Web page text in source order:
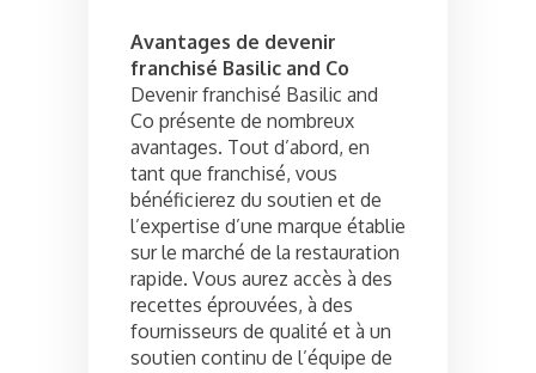
Avantages de devenir
franchisé Basilic and Co
Devenir franchisé Basilic and
Co présente de nombreux
avantages. Tout d’abord, en
tant que franchisé, vous
bénéficierez du soutien et de
l’expertise d’une marque établie
sur le marché de la restauration
rapide. Vous aurez accès à des
recettes éprouvées, à des
fournisseurs de qualité et à un
soutien continu de l’équipe de